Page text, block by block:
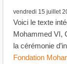
vendredi 15 juillet
Voici le texte
Mohammed VI,
la cérémonie
Fondation